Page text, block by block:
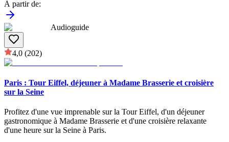
À partir de:
Audioguide
4,0 (202)
Paris : Tour Eiffel, déjeuner à Madame Brasserie et croisière
sur la Seine
Profitez d'une vue imprenable sur la Tour Eiffel, d'un déjeuner
gastronomique à Madame Brasserie et d'une croisière relaxante
d'une heure sur la Seine à Paris.